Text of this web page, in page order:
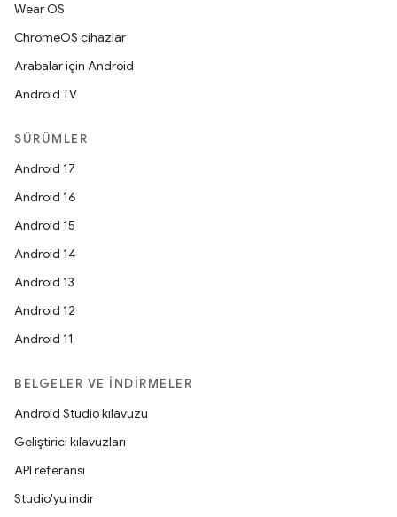
Wear OS
ChromeOS cihazlar
Arabalar için Android
Android TV
SÜRÜMLER
Android 17
Android 16
Android 15
Android 14
Android 13
Android 12
Android 11
BELGELER VE İNDIRMELER
Android Studio kılavuzu
Geliştirici kılavuzları
API referansı
Studio'yu indir